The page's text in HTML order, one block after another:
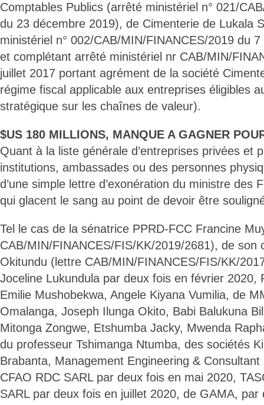
Comptables Publics (arrêté ministériel n° 021/
du 23 décembre 2019), de Cimenterie de Lukala
ministériel n° 002/CAB/MIN/FINANCES/2019 du
et complétant arrêté ministériel nr CAB/MIN/
juillet 2017 portant agrément de la société
régime fiscal applicable aux entreprises éligibles
stratégique sur les chaînes de valeur).
$US 180 MILLIONS, MANQUE A GAGNER
Quant à la liste générale d’entreprises privées et
institutions, ambassades ou des personnes
d’une simple lettre d’exonération du ministre des
qui glacent le sang au point de devoir être
Tel le cas de la sénatrice PPRD-FCC Francine
CAB/MIN/FINANCES/FIS/KK/2019/2681), de son
Okitundu (lettre CAB/MIN/FINANCES/FIS/KK/
Joceline Lukundula par deux fois en février 2020,
Emilie Mushobekwa, Angele Kiyana Vumilia, de
Omalanga, Joseph Ilunga Okito, Babi Balukuna
Mitonga Zongwe, Etshumba Jacky, Mwenda
du professeur Tshimanga Ntumba, des sociétés
Brabanta, Management Engineering &
CFAO RDC SARL par deux fois en mai 2020,
SARL par deux fois en juillet 2020, de GAMA, par